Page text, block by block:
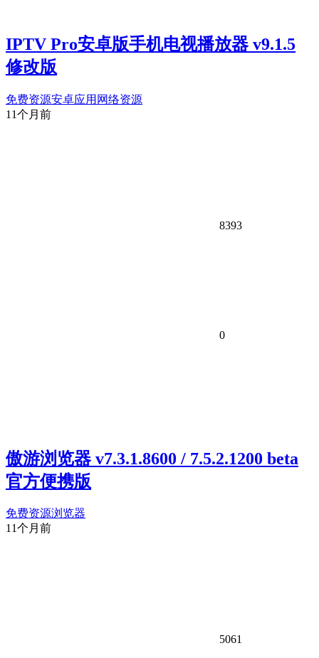
IPTV Pro安卓版手机电视播放器 v9.1.5
修改版
免费资源安卓应用 网络资源
11个月前
8393
0
傲游浏览器 v7.3.1.8600 / 7.5.2.1200 beta
官方便携版
免费资源浏览器
11个月前
5061